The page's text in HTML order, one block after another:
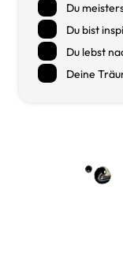
Du
Du bist
Du lebst
Deine